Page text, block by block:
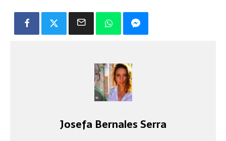
Josefa Bernales Serra